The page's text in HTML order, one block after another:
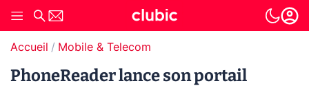
Accueil Mobile & Telecom
PhoneReader lance son portail